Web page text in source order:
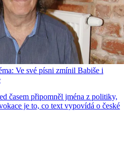
Ve své písni zmínil Babiše i
časem připomněl jména z politiky,
je to, co text vypovídá o české